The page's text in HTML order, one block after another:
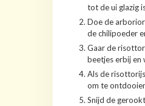
tot de ui glazig
Doe de
de chilipoeder
Gaar de
beetjes erbij en
Als de
om te
Snijd de